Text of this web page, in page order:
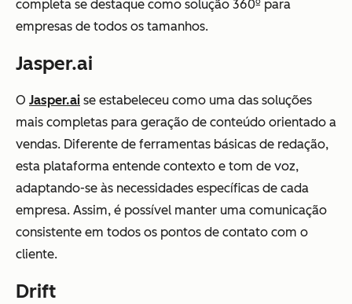
completa se destaque como solução 360º para
empresas de todos os tamanhos.
Jasper.ai
O Jasper.ai se estabeleceu como uma das soluções
mais completas para geração de conteúdo orientado a
vendas. Diferente de ferramentas básicas de redação,
esta plataforma entende contexto e tom de voz,
adaptando-se às necessidades específicas de cada
empresa. Assim, é possível manter uma comunicação
consistente em todos os pontos de contato com o
cliente.
Drift